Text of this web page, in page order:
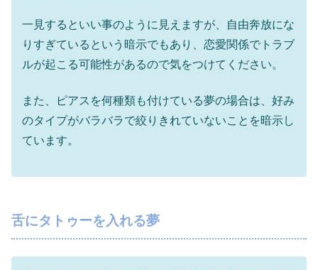
一見するといい事のように見えますが、自由奔放にな
りすぎているという暗示でもあり、恋愛関係でトラブ
ルが起こる可能性があるので気をつけてください。
また、ピアスを何種類も付けている夢の場合は、好み
のタイプがバラバラで絞りきれていないことを暗示し
ています。
舌にタトゥーを入れる夢